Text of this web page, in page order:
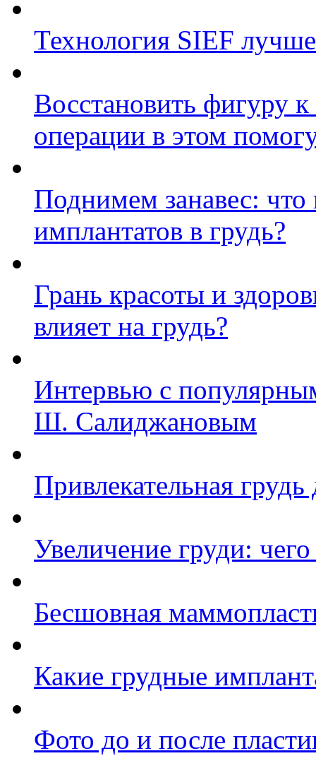
Технология SIEF
Восстановить фигуру
операции в этом
Поднимем занавес: что
имплантатов в грудь?
Грань красоты и
влияет на грудь?
Интервью с
Ш. Салиджановым
Привлекательная
Увеличение груди:
Бесшовная
Какие грудные
Фото до и после